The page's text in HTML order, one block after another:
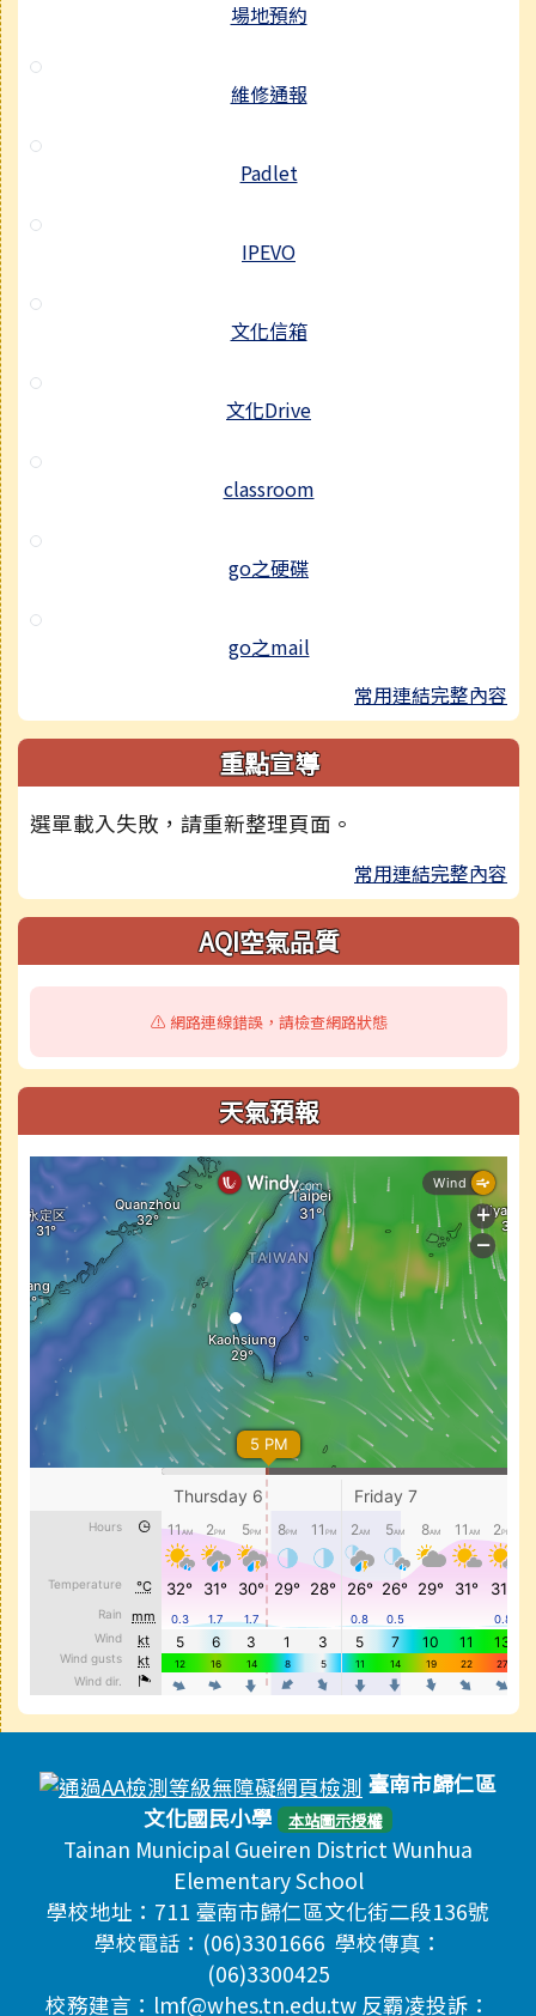
場地預約
維修通報
Padlet
IPEVO
文化信箱
文化Drive
classroom
go之硬碟
go之mail
常用連結完整內容
重點宣導
選單載入失敗，請重新整理頁面。
常用連結完整內容
AQI空氣品質
⚠️ 網路連線錯誤，請檢查網路狀態
天氣預報
頁尾區域內容
臺南市歸仁區
文化國民小學 本站圖示授權
Tainan Municipal Gueiren District Wunhua
Elementary School
學校地址：711 臺南市歸仁區文化街二段136號
學校電話：(06)3301666 學校傳真：
(06)3300425
校務建言：lmf@whes.tn.edu.tw 反霸凌投訴：